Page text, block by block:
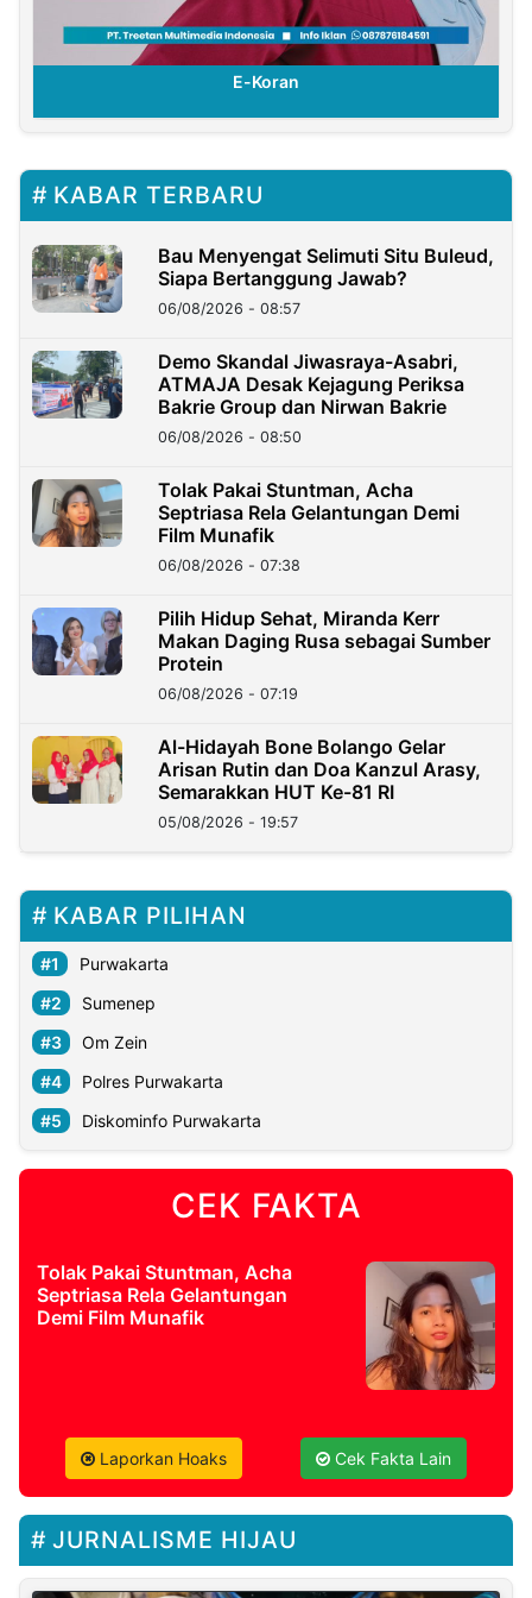
E-Koran
KABAR TERBARU
Bau Menyengat Selimuti Situ Buleud,
Siapa Bertanggung Jawab?
06/08/2026 - 08:57
Demo Skandal Jiwasraya-Asabri,
ATMAJA Desak Kejagung Periksa
Bakrie Group dan Nirwan Bakrie
06/08/2026 - 08:50
Tolak Pakai Stuntman, Acha
Septriasa Rela Gelantungan Demi
Film Munafik
06/08/2026 - 07:38
Pilih Hidup Sehat, Miranda Kerr
Makan Daging Rusa sebagai Sumber
Protein
06/08/2026 - 07:19
Al-Hidayah Bone Bolango Gelar
Arisan Rutin dan Doa Kanzul Arasy,
Semarakkan HUT Ke-81 RI
05/08/2026 - 19:57
KABAR PILIHAN
Purwakarta
Sumenep
Om Zein
Polres Purwakarta
Diskominfo Purwakarta
CEK FAKTA
Tolak Pakai Stuntman, Acha
Septriasa Rela Gelantungan
Demi Film Munafik
Laporkan Hoaks Cek Fakta Lain
JURNALISME HIJAU